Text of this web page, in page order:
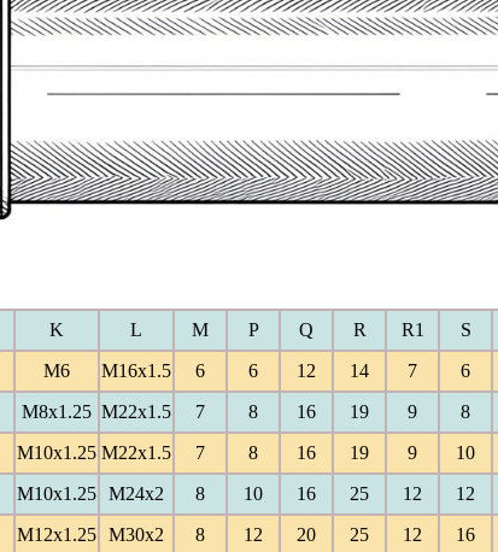
K L M P Q R R1 S
M6 M16x1.5 6 6 12 14 7 6
M8x1.25 M22x1.5 7 8 16 19 9 8
M10x1.25 M22x1.5 7 8 16 19 9 10
M10x1.25 M24x2 8 10 16 25 12 12
M12x1.25 M30x2 8 12 20 25 12 16